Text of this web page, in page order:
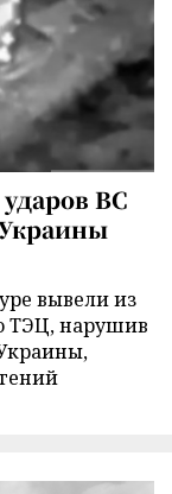
ВС
вывели из
ТЭЦ, нарушив